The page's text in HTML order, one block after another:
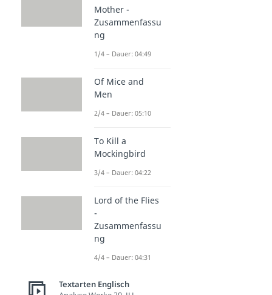
Mother -
Zusammenfassu
ng
1/4 – Dauer: 04:49
Of Mice and
Men
2/4 – Dauer: 05:10
To Kill a
Mockingbird
3/4 – Dauer: 04:22
Lord of the Flies
-
Zusammenfassu
ng
4/4 – Dauer: 04:31
Textarten Englisch